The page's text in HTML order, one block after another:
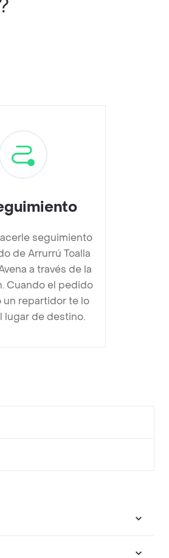
seguimiento
de Arrurrú Toalla
a través de la
Cuando el pedido
un repartidor te lo
lugar de destino.